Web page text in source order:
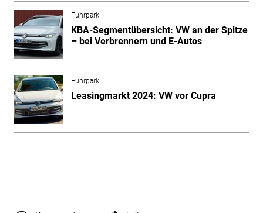
Fuhrpark
KBA-Segmentübersicht: VW an der Spitze
– bei Verbrennern und E-Autos
Fuhrpark
Leasingmarkt 2024: VW vor Cupra